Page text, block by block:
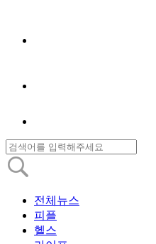
전체뉴스
피플
헬스